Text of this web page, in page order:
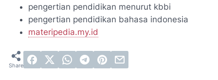
pengertian pendidikan menurut kbbi
pengertian pendidikan bahasa indonesia
materipedia.my.id